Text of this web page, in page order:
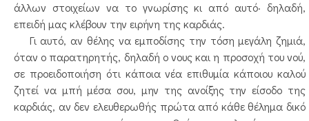
άλλων στοιχείων να το γνωρίσης κι από αυτό· δηλαδή,
επειδή μας κλέβουν την ειρήνη της καρδιάς.
Γι αυτό, αν θέλης να εμποδίσης την τόση μεγάλη ζημιά,
όταν ο παρατηρητής, δηλαδή ο νους και η προσοχή του νού,
σε προειδοποιήση ότι κάποια νέα επιθυμία κάποιου καλού
ζητεί να μπή μέσα σου, μην της ανοίξης την είσοδο της
καρδιάς, αν δεν ελευθερωθής πρώτα από κάθε θέλημα δικό